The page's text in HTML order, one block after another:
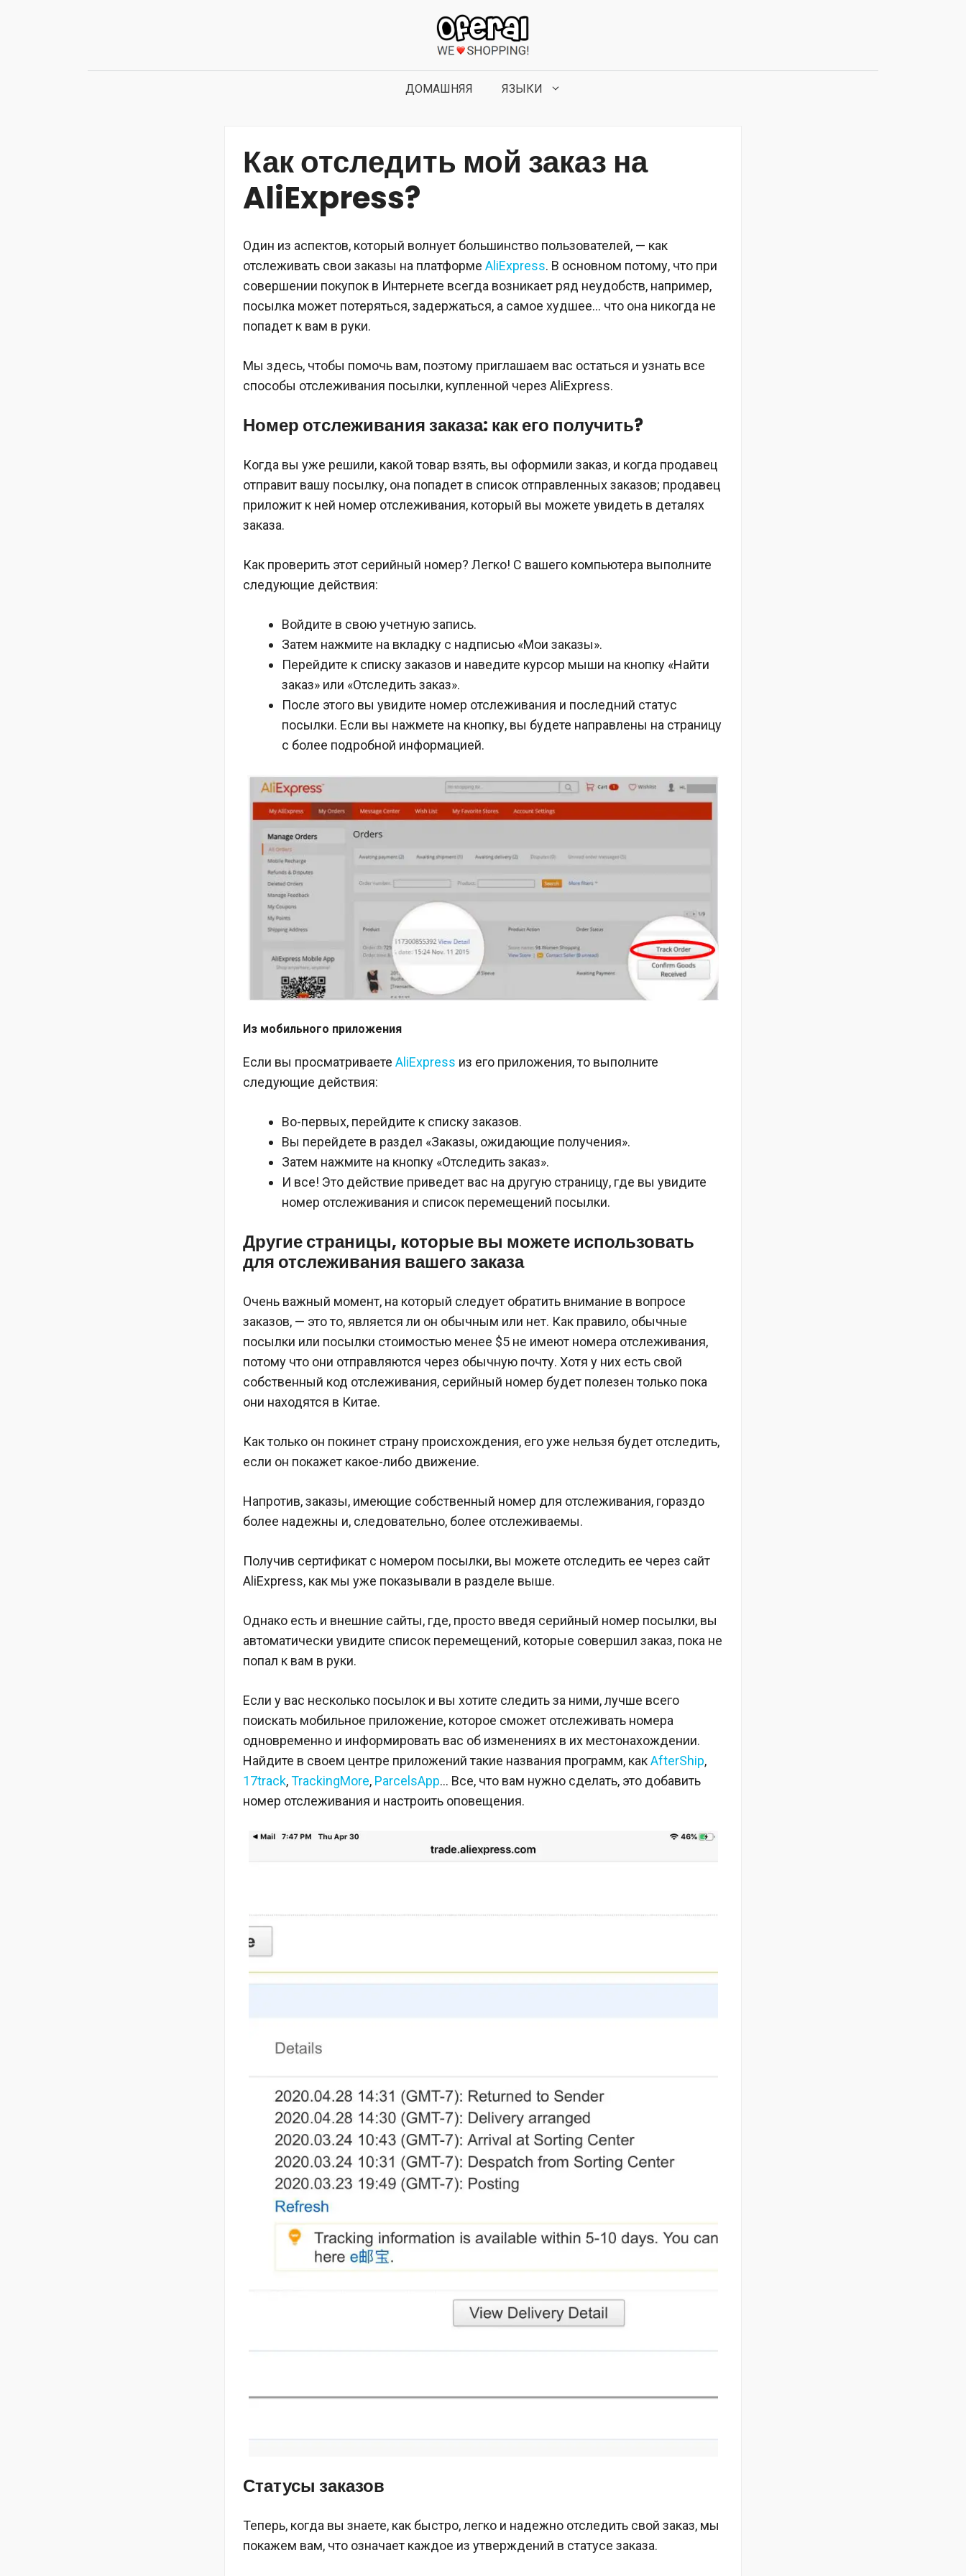
ДОМАШНЯЯ ЯЗЫКИ
Как отследить мой заказ на
AliExpress?
Один из аспектов, который волнует большинство пользователей, — как
отслеживать свои заказы на платформе AliExpress. В основном потому, что при
совершении покупок в Интернете всегда возникает ряд неудобств, например,
посылка может потеряться, задержаться, а самое худшее… что она никогда не
попадет к вам в руки.
Мы здесь, чтобы помочь вам, поэтому приглашаем вас остаться и узнать все
способы отслеживания посылки, купленной через AliExpress.
Номер отслеживания заказа: как его получить?
Когда вы уже решили, какой товар взять, вы оформили заказ, и когда продавец
отправит вашу посылку, она попадет в список отправленных заказов; продавец
приложит к ней номер отслеживания, который вы можете увидеть в деталях
заказа.
Как проверить этот серийный номер? Легко! С вашего компьютера выполните
следующие действия:
Войдите в свою учетную запись.
Затем нажмите на вкладку с надписью «Мои заказы».
Перейдите к списку заказов и наведите курсор мыши на кнопку «Найти
заказ» или «Отследить заказ».
После этого вы увидите номер отслеживания и последний статус
посылки. Если вы нажмете на кнопку, вы будете направлены на страницу
с более подробной информацией.
Из мобильного приложения
Если вы просматриваете AliExpress из его приложения, то выполните
следующие действия:
Во-первых, перейдите к списку заказов.
Вы перейдете в раздел «Заказы, ожидающие получения».
Затем нажмите на кнопку «Отследить заказ».
И все! Это действие приведет вас на другую страницу, где вы увидите
номер отслеживания и список перемещений посылки.
Другие страницы, которые вы можете использовать
для отслеживания вашего заказа
Очень важный момент, на который следует обратить внимание в вопросе
заказов, — это то, является ли он обычным или нет. Как правило, обычные
посылки или посылки стоимостью менее $5 не имеют номера отслеживания,
потому что они отправляются через обычную почту. Хотя у них есть свой
собственный код отслеживания, серийный номер будет полезен только пока
они находятся в Китае.
Как только он покинет страну происхождения, его уже нельзя будет отследить,
если он покажет какое-либо движение.
Напротив, заказы, имеющие собственный номер для отслеживания, гораздо
более надежны и, следовательно, более отслеживаемы.
Получив сертификат с номером посылки, вы можете отследить ее через сайт
AliExpress, как мы уже показывали в разделе выше.
Однако есть и внешние сайты, где, просто введя серийный номер посылки, вы
автоматически увидите список перемещений, которые совершил заказ, пока не
попал к вам в руки.
Если у вас несколько посылок и вы хотите следить за ними, лучше всего
поискать мобильное приложение, которое сможет отслеживать номера
одновременно и информировать вас об изменениях в их местонахождении.
Найдите в своем центре приложений такие названия программ, какAfterShip,
17track,TrackingMore, ParcelsApp… Все, что вам нужно сделать, это добавить
номер отслеживания и настроить оповещения.
Статусы заказов
Теперь, когда вы знаете, как быстро, легко и надежно отследить свой заказ, мы
покажем вам, что означает каждое из утверждений в статусе заказа.